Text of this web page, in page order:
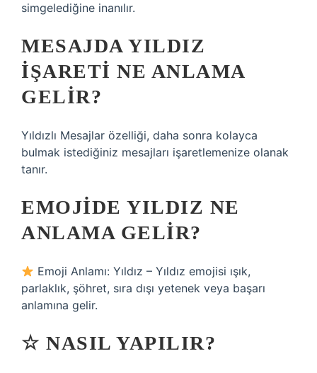
simgelediğine inanılır.
MESAJDA YILDIZ
IŞARETI NE ANLAMA
GELIR?
Yıldızlı Mesajlar özelliği, daha sonra kolayca
bulmak istediğiniz mesajları işaretlemenize olanak
tanır.
EMOJIDE YILDIZ NE
ANLAMA GELIR?
Emoji Anlamı: Yıldız – Yıldız emojisi ışık,
parlaklık, şöhret, sıra dışı yetenek veya başarı
anlamına gelir.
☆ NASIL YAPILIR?